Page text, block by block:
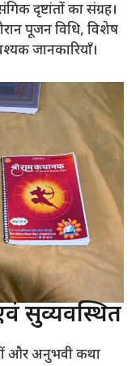
दृष्टांतों का संग्रह।
पूजन विधि, विशेष
जानकारियाँ।
एवं सुव्यवस्थित
और अनुभवी कथा